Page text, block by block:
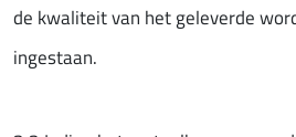
de kwaliteit van het geleverde
ingestaan.